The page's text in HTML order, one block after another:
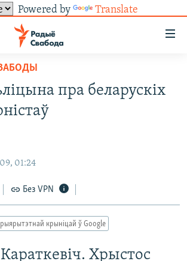
Powered by Translate
РСЭ
пра беларускіх
01:24
Без VPN
крыніцай ў Google
Хрыстос